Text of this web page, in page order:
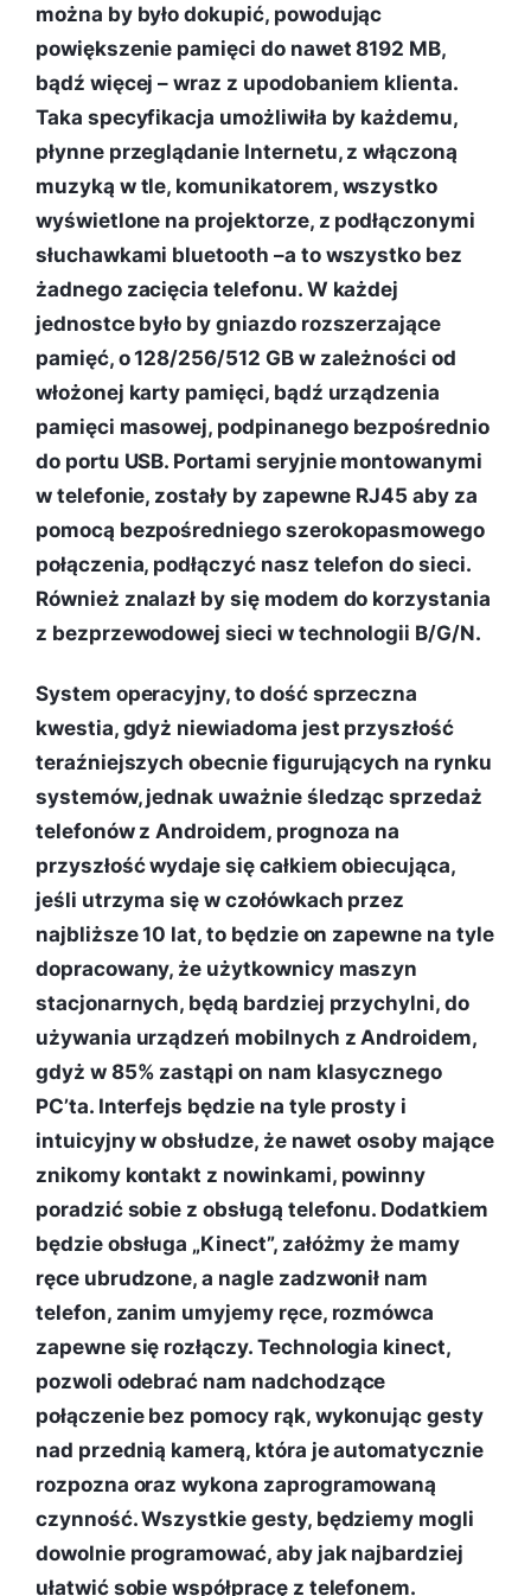
można by było dokupić, powodując
powiększenie pamięci do nawet 8192 MB,
bądź więcej – wraz z upodobaniem klienta.
Taka specyfikacja umożliwiła by każdemu,
płynne przeglądanie Internetu, z włączoną
muzyką w tle, komunikatorem, wszystko
wyświetlone na projektorze, z podłączonymi
słuchawkami bluetooth –a to wszystko bez
żadnego zacięcia telefonu. W każdej
jednostce było by gniazdo rozszerzające
pamięć, o 128/256/512 GB w zależności od
włożonej karty pamięci, bądź urządzenia
pamięci masowej, podpinanego bezpośrednio
do portu USB. Portami seryjnie montowanymi
w telefonie, zostały by zapewne RJ45 aby za
pomocą bezpośredniego szerokopasmowego
połączenia, podłączyć nasz telefon do sieci.
Również znalazł by się modem do korzystania
z bezprzewodowej sieci w technologii B/G/N.
System operacyjny, to dość sprzeczna
kwestia, gdyż niewiadoma jest przyszłość
teraźniejszych obecnie figurujących na rynku
systemów, jednak uważnie śledząc sprzedaż
telefonów z Androidem, prognoza na
przyszłość wydaje się całkiem obiecująca,
jeśli utrzyma się w czołówkach przez
najbliższe 10 lat, to będzie on zapewne na tyle
dopracowany, że użytkownicy maszyn
stacjonarnych, będą bardziej przychylni, do
używania urządzeń mobilnych z Androidem,
gdyż w 85% zastąpi on nam klasycznego
PC’ta. Interfejs będzie na tyle prosty i
intuicyjny w obsłudze, że nawet osoby mające
znikomy kontakt z nowinkami, powinny
poradzić sobie z obsługą telefonu. Dodatkiem
będzie obsługa „Kinect”, załóżmy że mamy
ręce ubrudzone, a nagle zadzwonił nam
telefon, zanim umyjemy ręce, rozmówca
zapewne się rozłączy. Technologia kinect,
pozwoli odebrać nam nadchodzące
połączenie bez pomocy rąk, wykonując gesty
nad przednią kamerą, która je automatycznie
rozpozna oraz wykona zaprogramowaną
czynność. Wszystkie gesty, będziemy mogli
dowolnie programować, aby jak najbardziej
ułatwić sobie współpracę z telefonem.